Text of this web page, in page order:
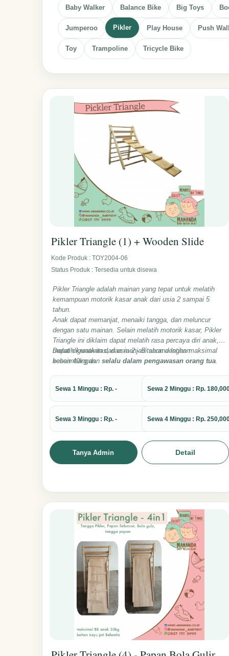
Baby Walker Balance Bike Big Toys
Jumperoo Pikler Play House Push
Toy Trampoline Tricycle Bike
Pikler Triangle (1) + Wooden Slide
Kode Produk : TOY2004-06
Status Produk : Tersedia untuk disewa
Pikler Triangle adalah mainan yang tepat untuk melatih
kemampuan motorik kasar anak dari usia 2 sampai 5
tahun.
Anak dapat memanjat, menaiki tangga, dan meluncur
dengan satu mainan. Selain melatih motorik kasar, Pikler
Triangle ini diklaim dapat melatih rasa percaya diri anak,
melatih kreativitas, dan menjadi sarana latihan
keseimbangan.
Dapat digunakan dari usia 2 - 5 tahun dengan maksimal
beban 40kg dan selalu dalam pengawasan orang tua.
Sewa 1 Minggu : Rp. - Sewa 2 Minggu : Rp.
Sewa 3 Minggu : Rp. - Sewa 4 Minggu : Rp.
Tanya Admin Detail